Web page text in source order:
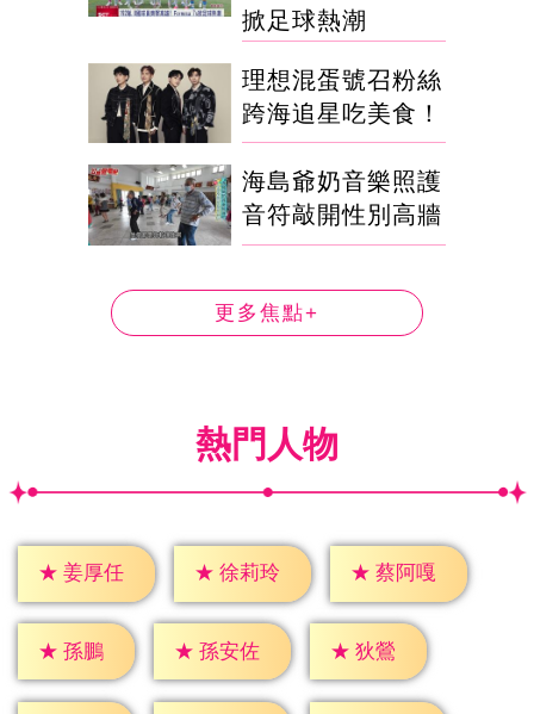
掀足球熱潮
理想混蛋號召粉絲
跨海追星吃美食！
海島爺奶音樂照護
音符敲開性別高牆
更多焦點+
熱門人物
★ 姜厚任 ★ 徐莉玲 ★ 蔡阿嘎
★ 孫鵬 ★ 孫安佐 ★ 狄鶯